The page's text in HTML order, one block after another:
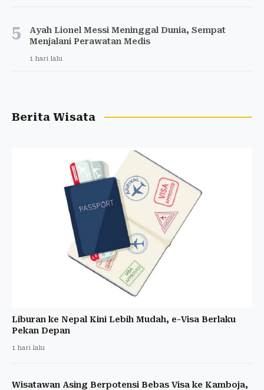
5
Ayah Lionel Messi Meninggal Dunia, Sempat
Menjalani Perawatan Medis
1 hari lalu
Berita Wisata
Liburan ke Nepal Kini Lebih Mudah, e-Visa Berlaku
Pekan Depan
1 hari lalu
Wisatawan Asing Berpotensi Bebas Visa ke Kamboja,